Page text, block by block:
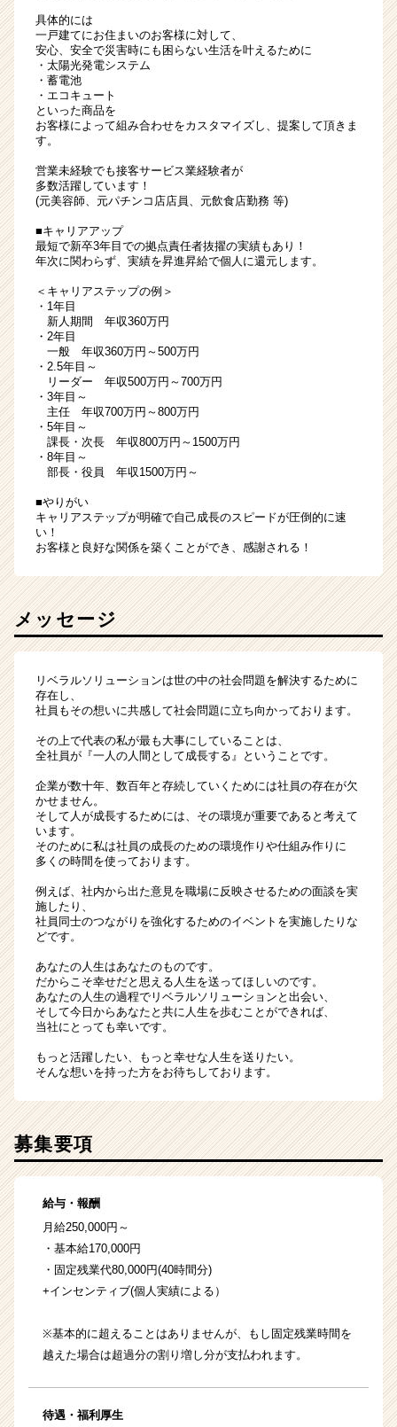
具体的には
一戸建てにお住まいのお客様に対して、
安心、安全で災害時にも困らない生活を叶えるために
・太陽光発電システム
・蓄電池
・エコキュート
といった商品を
お客様によって組み合わせをカスタマイズし、提案して頂きま
す。
営業未経験でも接客サービス業経験者が
多数活躍しています！
(元美容師、元パチンコ店店員、元飲食店勤務 等)
■キャリアアップ
最短で新卒3年目での拠点責任者抜擢の実績もあり！
年次に関わらず、実績を昇進昇給で個人に還元します。
＜キャリアステップの例＞
・1年目
新人期間 年収360万円
・2年目
一般 年収360万円～500万円
・2.5年目～
リーダー 年収500万円～700万円
・3年目～
主任 年収700万円～800万円
・5年目～
課長・次長 年収800万円～1500万円
・8年目～
部長・役員 年収1500万円～
■やりがい
キャリアステップが明確で自己成長のスピードが圧倒的に速
い！
お客様と良好な関係を築くことができ、感謝される！
メッセージ
リベラルソリューションは世の中の社会問題を解決するために
存在し、
社員もその想いに共感して社会問題に立ち向かっております。
その上で代表の私が最も大事にしていることは、
全社員が『一人の人間として成長する』ということです。
企業が数十年、数百年と存続していくためには社員の存在が欠
かせません。
そして人が成長するためには、その環境が重要であると考えて
います。
そのために私は社員の成長のための環境作りや仕組み作りに
多くの時間を使っております。
例えば、社内から出た意見を職場に反映させるための面談を実
施したり、
社員同士のつながりを強化するためのイベントを実施したりな
どです。
あなたの人生はあなたのものです。
だからこそ幸せだと思える人生を送ってほしいのです。
あなたの人生の過程でリベラルソリューションと出会い、
そして今日からあなたと共に人生を歩むことができれば、
当社にとっても幸いです。
もっと活躍したい、もっと幸せな人生を送りたい。
そんな想いを持った方をお待ちしております。
募集要項
給与・報酬
月給250,000円～
・基本給170,000円
・固定残業代80,000円(40時間分)
+インセンティブ(個人実績による）
※基本的に超えることはありませんが、もし固定残業時間を
越えた場合は超過分の割り増し分が支払われます。
待遇・福利厚生